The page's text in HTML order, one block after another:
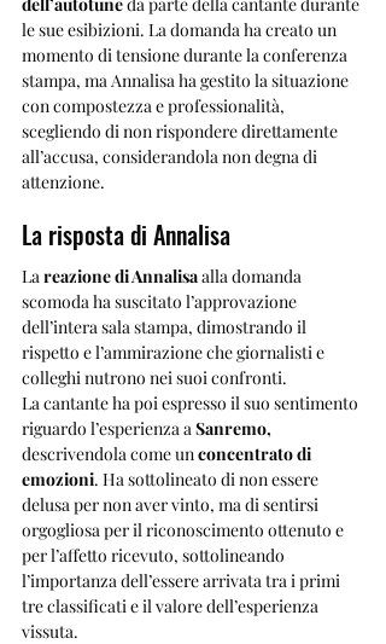
le sue esibizioni. La domanda ha creato un
momento di tensione durante la conferenza
stampa, ma Annalisa ha gestito la situazione
con compostezza e professionalità,
scegliendo di non rispondere direttamente
all’accusa, considerandola non degna di
attenzione.
La risposta di Annalisa
La reazione di Annalisa alla domanda
scomoda ha suscitato l’approvazione
dell’intera sala stampa, dimostrando il
rispetto e l’ammirazione che giornalisti e
colleghi nutrono nei suoi confronti.
La cantante ha poi espresso il suo sentimento
riguardo l’esperienza a Sanremo,
descrivendola come un concentrato di
emozioni. Ha sottolineato di non essere
delusa per non aver vinto, ma di sentirsi
orgogliosa per il riconoscimento ottenuto e
per l’affetto ricevuto, sottolineando
l’importanza dell’essere arrivata tra i primi
tre classificati e il valore dell’esperienza
vissuta.